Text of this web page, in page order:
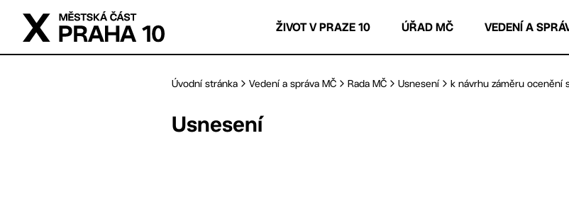
Přejít na hlavní obsah
ŽIVOT V PRAZE 10 ÚŘAD MČ VEDENÍ A
Úvodní stránka Vedení a správa MČ Rada MČ Usnesení k návrhu záměru ocenění
Usnesení